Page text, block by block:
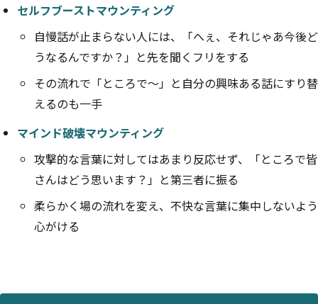
セルフブーストマウンティング
自慢話が止まらない人には、「へぇ、それじゃあ今後ど
うなるんですか？」と先を聞くフリをする
その流れで「ところで〜」と自分の興味ある話にすり替
えるのも一手
マインド破壊マウンティング
攻撃的な言葉に対してはあまり反応せず、「ところで皆
さんはどう思います？」と第三者に振る
柔らかく場の流れを変え、不快な言葉に集中しないよう
心がける